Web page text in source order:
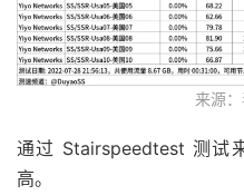
来源
通过 Stairspeedtest 测试
高。